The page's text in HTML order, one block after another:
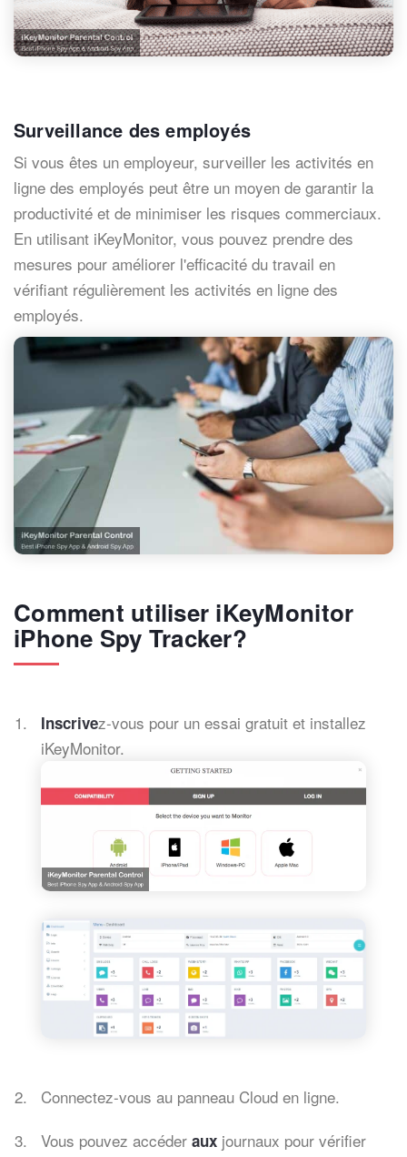
Surveillance des employés
Si vous êtes un employeur, surveiller les activités en
ligne des employés peut être un moyen de garantir la
productivité et de minimiser les risques commerciaux.
En utilisant iKeyMonitor, vous pouvez prendre des
mesures pour améliorer l'efficacité du travail en
vérifiant régulièrement les activités en ligne des
employés.
Comment utiliser iKeyMonitor
iPhone Spy Tracker?
Inscrivez-vous pour un essai gratuit et installez
iKeyMonitor.
Connectez-vous au panneau Cloud en ligne.
Vous pouvez accéder aux journaux pour vérifier